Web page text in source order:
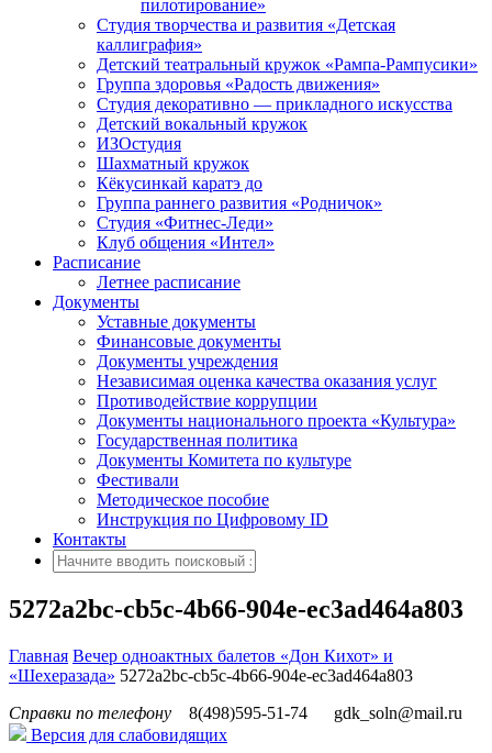
пилотирование»
Студия творчества и развития «Детская
каллиграфия»
Детский театральный кружок «Рампа-Рампусики»
Группа здоровья «Радость движения»
Студия декоративно — прикладного искусства
Детский вокальный кружок
ИЗОстудия
Шахматный кружок
Кёкусинкай каратэ до
Группа раннего развития «Родничок»
Cтудия «Фитнес-Леди»
Клуб общения «Интел»
Расписание
Летнее расписание
Документы
Уставные документы
Финансовые документы
Документы учреждения
Независимая оценка качества оказания услуг
Противодействие коррупции
Документы национального проекта «Культура»
Государственная политика
Документы Комитета по культуре
Фестивали
Методическое пособие
Инструкция по Цифровому ID
Контакты
5272a2bc-cb5c-4b66-904e-ec3ad464a803
Главная Вечер одноактных балетов «Дон Кихот» и
«Шехеразада» 5272a2bc-cb5c-4b66-904e-ec3ad464a803
Справки по телефону
8(498)595-51-74
gdk_soln@mail.ru
Версия для слабовидящих